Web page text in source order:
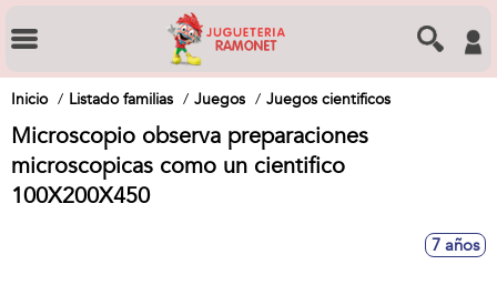
Inicio Listado familias Juegos Juegos cientificos
Microscopio observa preparaciones
microscopicas como un cientifico
100X200X450
7 años